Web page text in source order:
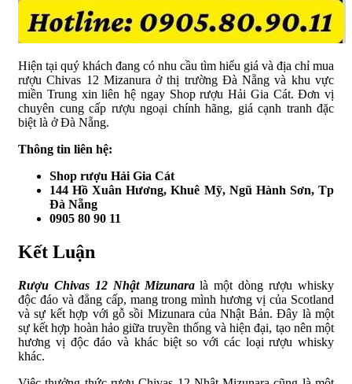
Hiện tại quý khách đang có nhu cầu tìm hiểu giá và địa chỉ mua
rượu Chivas 12 Mizanura ở thị trường Đà Nẵng và khu vực
miền Trung xin liên hệ ngay Shop rượu Hải Gia Cát. Đơn vị
chuyên cung cấp rượu ngoại chính hãng, giá cạnh tranh đặc
biệt là ở Đà Nẵng.
Thông tin liên hệ:
Shop rượu Hải Gia Cát
144 Hồ Xuân Hương, Khuê Mỹ, Ngũ Hành Sơn, Tp
Đà Nẵng
0905 80 90 11
Kết Luận
Rượu Chivas 12 Nhật Mizunaralà một dòng rượu whisky
độc đáo và đẳng cấp, mang trong mình hương vị của Scotland
và sự kết hợp với gỗ sồi Mizunara của Nhật Bản. Đây là một
sự kết hợp hoàn hảo giữa truyền thống và hiện đại, tạo nên một
hương vị độc đáo và khác biệt so với các loại rượu whisky
khác.